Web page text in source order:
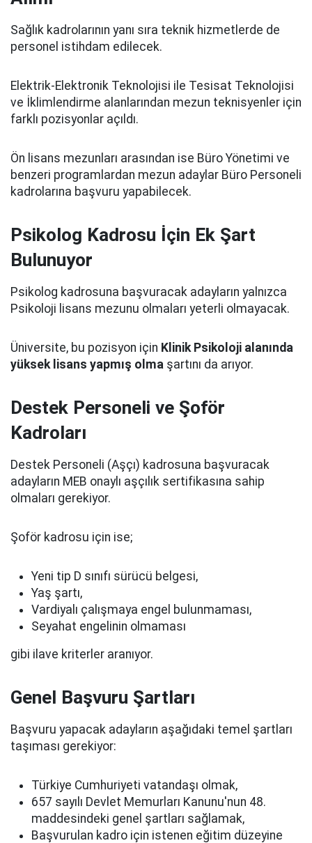
Sağlık kadrolarının yanı sıra teknik hizmetlerde de
personel istihdam edilecek.
Elektrik-Elektronik Teknolojisi ile Tesisat Teknolojisi
ve İklimlendirme alanlarından mezun teknisyenler için
farklı pozisyonlar açıldı.
Ön lisans mezunları arasından ise Büro Yönetimi ve
benzeri programlardan mezun adaylar Büro Personeli
kadrolarına başvuru yapabilecek.
Psikolog Kadrosu İçin Ek Şart
Bulunuyor
Psikolog kadrosuna başvuracak adayların yalnızca
Psikoloji lisans mezunu olmaları yeterli olmayacak.
Üniversite, bu pozisyon için Klinik Psikoloji alanında
yüksek lisans yapmış olma şartını da arıyor.
Destek Personeli ve Şoför
Kadroları
Destek Personeli (Aşçı) kadrosuna başvuracak
adayların MEB onaylı aşçılık sertifikasına sahip
olmaları gerekiyor.
Şoför kadrosu için ise;
Yeni tip D sınıfı sürücü belgesi,
Yaş şartı,
Vardiyalı çalışmaya engel bulunmaması,
Seyahat engelinin olmaması
gibi ilave kriterler aranıyor.
Genel Başvuru Şartları
Başvuru yapacak adayların aşağıdaki temel şartları
taşıması gerekiyor:
Türkiye Cumhuriyeti vatandaşı olmak,
657 sayılı Devlet Memurları Kanunu'nun 48.
maddesindeki genel şartları sağlamak,
Başvurulan kadro için istenen eğitim düzeyine